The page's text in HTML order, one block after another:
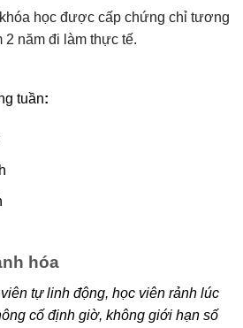
học được cấp chứng chỉ tương
năm đi làm thực tế.
tuần:
hóa
tự linh động, học viên rảnh lúc
cố định giờ, không giới hạn số